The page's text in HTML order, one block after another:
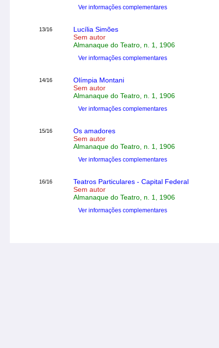
Ver informações complementares
13/16
Lucília Simões
Sem autor
Almanaque do Teatro, n. 1, 1906
Ver informações complementares
14/16
Olímpia Montani
Sem autor
Almanaque do Teatro, n. 1, 1906
Ver informações complementares
15/16
Os amadores
Sem autor
Almanaque do Teatro, n. 1, 1906
Ver informações complementares
16/16
Teatros Particulares - Capital Federal
Sem autor
Almanaque do Teatro, n. 1, 1906
Ver informações complementares